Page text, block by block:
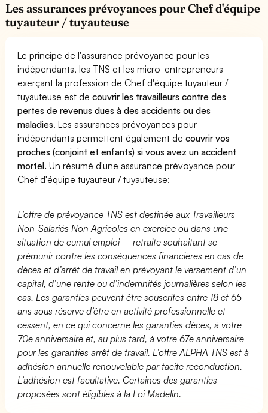
Les assurances prévoyances pour Chef d'équipe
tuyauteur / tuyauteuse
Le principe de l'assurance prévoyance pour les
indépendants, les TNS et les micro-entrepreneurs
exerçant la profession de Chef d'équipe tuyauteur /
tuyauteuse est decouvrir les travailleurs contre des
pertes de revenus dues à des accidents ou des
maladies. Les assurances prévoyances pour
indépendants permettent également decouvrir vos
proches (conjoint et enfants) si vous avez un accident
mortel. Un résumé d'une assurance prévoyance pour
Chef d'équipe tuyauteur / tuyauteuse:
L’offre de prévoyance TNS est destinée aux Travailleurs
Non-Salariés Non Agricoles en exercice ou dans une
situation de cumul emploi – retraite souhaitant se
prémunir contre les conséquences financières en cas de
décès et d’arrêt de travail en prévoyant le versement d’un
capital, d’une rente ou d’indemnités journalières selon les
cas. Les garanties peuvent être souscrites entre 18 et 65
ans sous réserve d’être en activité professionnelle et
cessent, en ce qui concerne les garanties décès, à votre
70e anniversaire et, au plus tard, à votre 67e anniversaire
pour les garanties arrêt de travail. L’offre ALPHA TNS est à
adhésion annuelle renouvelable par tacite reconduction.
L’adhésion est facultative. Certaines des garanties
proposées sont éligibles à la Loi Madelin.